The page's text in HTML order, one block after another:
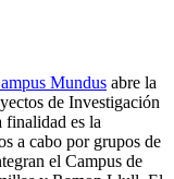
Mundus abre la
de Investigación
es la
a cabo por grupos de
el Campus de